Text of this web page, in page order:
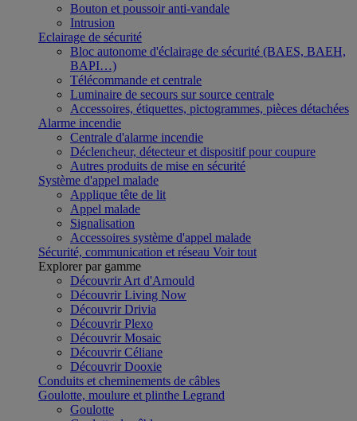
Bouton et poussoir anti-vandale
Intrusion
Eclairage de sécurité
Bloc autonome d'éclairage de sécurité (BAES, BAEH,
BAPI…)
Télécommande et centrale
Luminaire de secours sur source centrale
Accessoires, étiquettes, pictogrammes, pièces détachées
Alarme incendie
Centrale d'alarme incendie
Déclencheur, détecteur et dispositif pour coupure
Autres produits de mise en sécurité
Système d'appel malade
Applique tête de lit
Appel malade
Signalisation
Accessoires système d'appel malade
Sécurité, communication et réseau Voir tout
Explorer par gamme
Découvrir Art d'Arnould
Découvrir Living Now
Découvrir Drivia
Découvrir Plexo
Découvrir Mosaic
Découvrir Céliane
Découvrir Dooxie
Conduits et cheminements de câbles
Goulotte, moulure et plinthe Legrand
Goulotte